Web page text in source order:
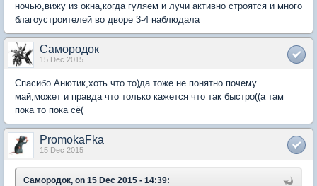
ночью,вижу из окна,когда гуляем и лучи активно строятся и много
благоустроителей во дворе 3-4 наблюдала
Самородок
15 Dec 2015
Спасибо Анютик,хоть что то)да тоже не понятно почему
май,может и правда что только кажется что так быстро((а там
пока то пока сё(
PromokaFka
15 Dec 2015
Самородок, on 15 Dec 2015 - 14:39: